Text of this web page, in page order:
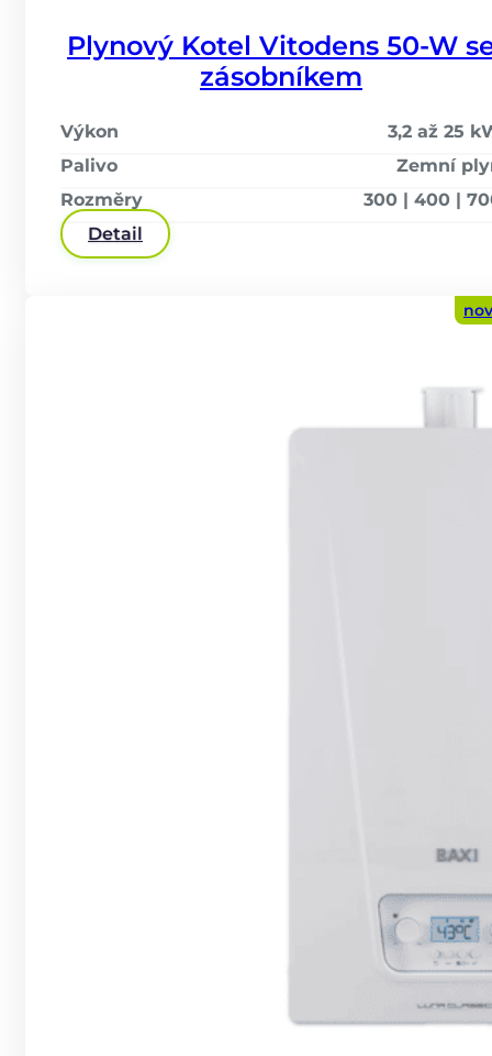
Plynový Kotel Vitodens 50-W
zásobníkem
Výkon
3,2 až 25
Palivo
Zemní
Rozměry
300 | 400 |
Detail